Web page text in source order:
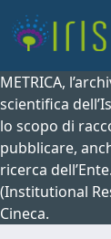
METRICA,
scientifica
lo scopo di
pubblicare,
ricerca
(Institutional
Cineca.